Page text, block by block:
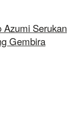
Serukan
Gembira